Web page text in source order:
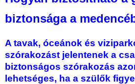
biztonsága a
A tavak, óceánok és
szórakozást jelentenek a
biztonságos szórakozás
lehetséges, ha a szülők